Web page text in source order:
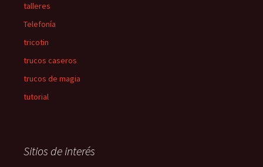
talleres
Telefonía
tricotin
trucos caseros
trucos de magia
tutorial
Sitios de interés